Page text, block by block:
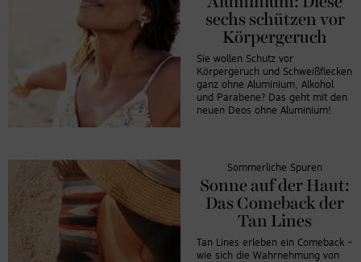
sechs schützen vor
Körpergeruch
Sie wollen Schutz vor
Körpergeruch und Schweißflecken
ganz ohne Aluminium, Alkohol
und Parabene? Das geht mit den
neuen Deos ohne Aluminium!
Sommerliche Spuren
Sonne auf der Haut:
Das Comeback der
Tan Lines
Tan Lines erleben ein Comeback –
wie sich die Wahrnehmung von